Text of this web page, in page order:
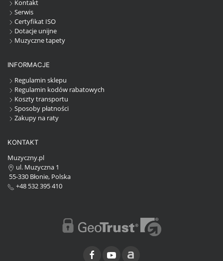
Kontakt
Serwis
Certyfikat ISO
Dotacje unijne
Muzyczne tapety
INFORMACJE
Regulamin sklepu
Regulamin kodów rabatowych
Koszty transportu
Sposoby płatności
Zakupy na raty
KONTAKT
Muzyczny.pl
ul. Muzyczna 1
55-330 Błonie, Polska
+48 532 395 410